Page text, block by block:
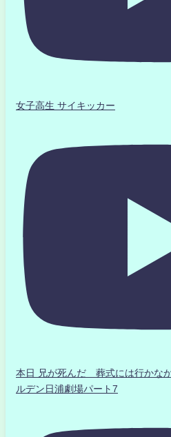
女子高生 サイキッカー
本日 兄が死んだ 葬式には行か
ルデン日浦劇場パート7